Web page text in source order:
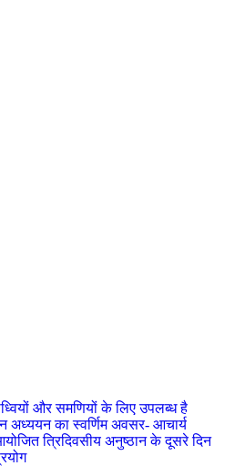
और समणियों के लिए उपलब्ध है
अध्ययन का स्वर्णिम अवसर- आचार्य
त्रिदिवसीय अनुष्ठान के दूसरे दिन